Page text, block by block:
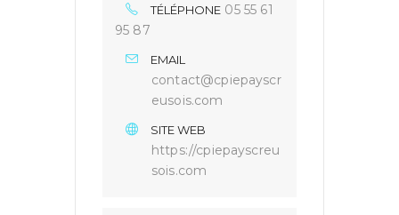
TÉLÉPHONE 05 55 61
95 87
EMAIL
contact@cpiepayscr
eusois.com
SITE WEB
https://cpiepayscreu
sois.com